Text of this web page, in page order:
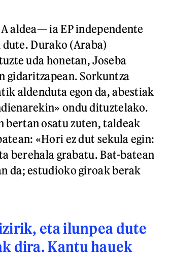
aldea— ia EP independente
Durako (Araba)
uda honetan, Joseba
gidaritzapean. Sorkuntza
aldenduta egon da, abestiak
ondu dituztelako.
bertan osatu zuten, taldeak
«Hori ez dut sekula egin:
berehala grabatu. Bat-batean
da; estudioko giroak berak
eta ilunpea dute
dira. Kantu hauek